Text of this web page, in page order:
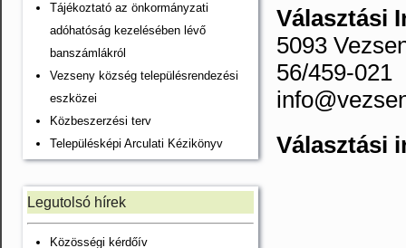
Tájékoztató az önkormányzati
adóhatóság kezelésében lévő
banszámlákról
Vezseny község településrendezési
eszközei
Közbeszerzési terv
Településképi Arculati Kézikönyv
Legutolsó hírek
Közösségi kérdőív
Választási
5093
56/459-021
Választási